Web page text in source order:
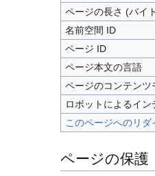
ページの長さ (バイ
名前空間 ID
ページ ID
ページ本文の言語
ページのコンテンツ
ロボットによるイン
このページへのリダ
ページの保護